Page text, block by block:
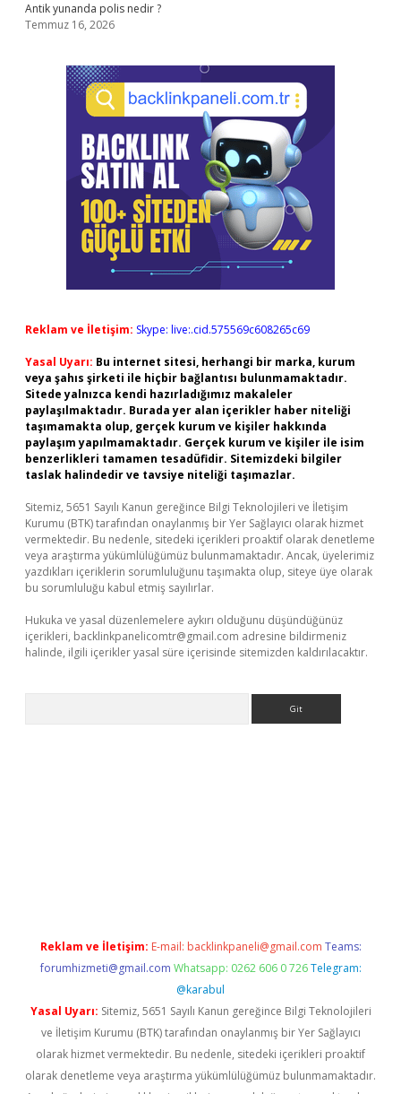
Antik yunanda polis nedir ?
Temmuz 16, 2026
Reklam ve İletişim: Skype: live:.cid.575569c608265c69
Yasal Uyarı: Bu internet sitesi, herhangi bir marka, kurum
veya şahıs şirketi ile hiçbir bağlantısı bulunmamaktadır.
Sitede yalnızca kendi hazırladığımız makaleler
paylaşılmaktadır. Burada yer alan içerikler haber niteliği
taşımamakta olup, gerçek kurum ve kişiler hakkında
paylaşım yapılmamaktadır. Gerçek kurum ve kişiler ile isim
benzerlikleri tamamen tesadüfidir. Sitemizdeki bilgiler
taslak halindedir ve tavsiye niteliği taşımazlar.
Sitemiz, 5651 Sayılı Kanun gereğince Bilgi Teknolojileri ve İletişim
Kurumu (BTK) tarafından onaylanmış bir Yer Sağlayıcı olarak hizmet
vermektedir. Bu nedenle, sitedeki içerikleri proaktif olarak denetleme
veya araştırma yükümlülüğümüz bulunmamaktadır. Ancak, üyelerimiz
yazdıkları içeriklerin sorumluluğunu taşımakta olup, siteye üye olarak
bu sorumluluğu kabul etmiş sayılırlar.
Hukuka ve yasal düzenlemelere aykırı olduğunu düşündüğünüz
içerikleri, backlinkpanelicomtr@gmail.com adresine bildirmeniz
halinde, ilgili içerikler yasal süre içerisinde sitemizden kaldırılacaktır.
Reklam ve İletişim: E-mail: backlinkpaneli@gmail.com Teams:
forumhizmeti@gmail.com Whatsapp: 0262 606 0 726 Telegram:
@karabul
Yasal Uyarı: Sitemiz, 5651 Sayılı Kanun gereğince Bilgi Teknolojileri
ve İletişim Kurumu (BTK) tarafından onaylanmış bir Yer Sağlayıcı
olarak hizmet vermektedir. Bu nedenle, sitedeki içerikleri proaktif
olarak denetleme veya araştırma yükümlülüğümüz bulunmamaktadır.